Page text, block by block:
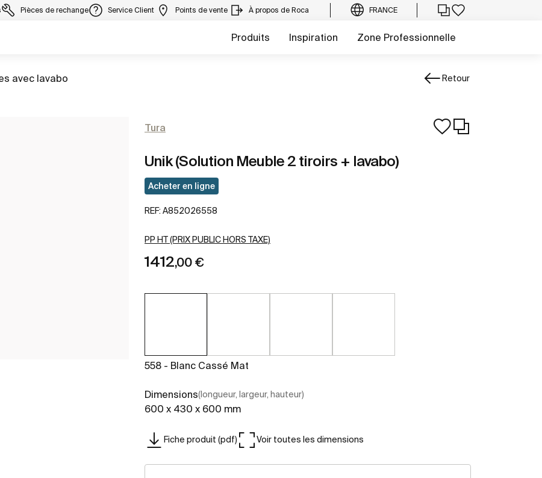
Pièces de rechange Service Client Points de vente À propos de Roca FRANCE
Produits Inspiration Zone Professionnelle
avec lavabo Retour
Tura
Unik (Solution Meuble 2 tiroirs + lavabo)
Acheter en ligne
REF: A852026558
PP HT (PRIX PUBLIC HORS TAXE)
1412,00 €
558 - Blanc Cassé Mat
Dimensions(longueur, largeur, hauteur)
600 x 430 x 600 mm
Fiche produit (pdf) Voir toutes les dimensions